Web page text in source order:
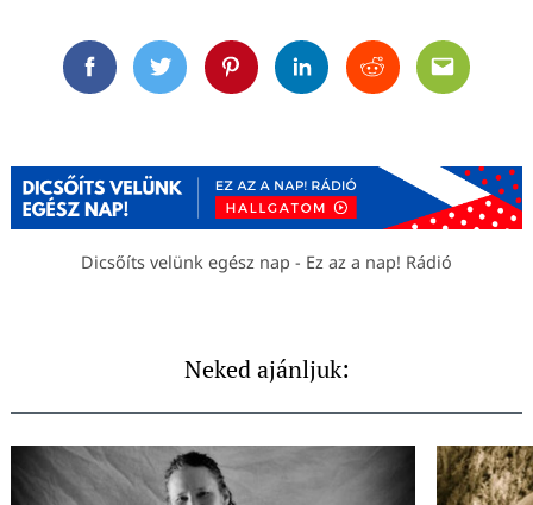
FacebookTwitterPinterestLinkedinRedditEmail
Dicsőíts velünk egész nap - Ez az a nap! Rádió
Neked ajánljuk: